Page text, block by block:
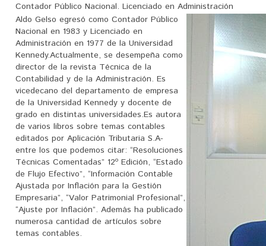
Contador Público Nacional. Licenciado en Administración
Aldo Gelso egresó como Contador Público
Nacional en 1983 y Licenciado en
Administración en 1977 de la Universidad
Kennedy.Actualmente, se desempeña como
director de la revista Técnica de la
Contabilidad y de la Administración. Es
vicedecano del departamento de empresa
de la Universidad Kennedy y docente de
grado en distintas universidades.Es autora
de varios libros sobre temas contables
editados por Aplicación Tributaria S.A-
entre los que podemos citar: “Resoluciones
Técnicas Comentadas” 12º Edición, “Estado
de Flujo Efectivo”, “Información Contable
Ajustada por Inflación para la Gestión
Empresaria”, “Valor Patrimonial Profesional”,
“Ajuste por Inflación”. Además ha publicado
numerosa cantidad de artículos sobre
temas contables.